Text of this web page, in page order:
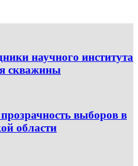
научного института
скважины
выборов в
области